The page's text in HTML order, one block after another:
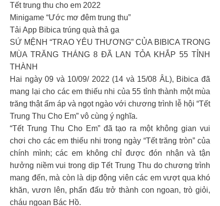
Tết trung thu cho em 2022
Minigame “Ước mơ đêm trung thu”
Tải App Bibica trúng quà thả ga
SỨ MỆNH “TRAO YÊU THƯƠNG” CỦA BIBICA TRONG
MÙA TRĂNG THÁNG 8 ĐÃ LAN TỎA KHẮP 55 TỈNH
THÀNH
Hai ngày 09 và 10/09/ 2022 (14 và 15/08 ÂL), Bibica đã
mang lại cho các em thiếu nhi của 55 tỉnh thành một mùa
trăng thật ấm áp và ngọt ngào với chương trình lễ hội “Tết
Trung Thu Cho Em” vô cùng ý nghĩa.
“Tết Trung Thu Cho Em” đã tạo ra một không gian vui
chơi cho các em thiếu nhi trong ngày “Tết trăng tròn” của
chính mình; các em không chỉ được đón nhận và tận
hưởng niềm vui trong dịp Tết Trung Thu do chương trình
mang đến, mà còn là dịp động viên các em vượt qua khó
khăn, vươn lên, phấn đấu trở thành con ngoan, trò giỏi,
cháu ngoan Bác Hồ.